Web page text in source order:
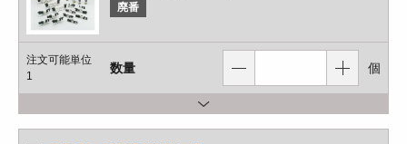
廃番
注文可能単位
1
数量 個